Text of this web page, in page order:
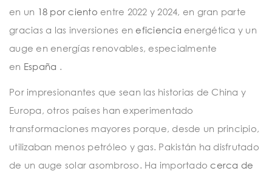
en un 18 por ciento entre 2022 y 2024, en gran parte
gracias a las inversiones eneficiencia energética y un
auge en energías renovables, especialmente
en España .
Por impresionantes que sean las historias de China y
Europa, otros países han experimentado
transformaciones mayores porque, desde un principio,
utilizaban menos petróleo y gas. Pakistán ha disfrutado
de un auge solar asombroso. Ha importadocerca de